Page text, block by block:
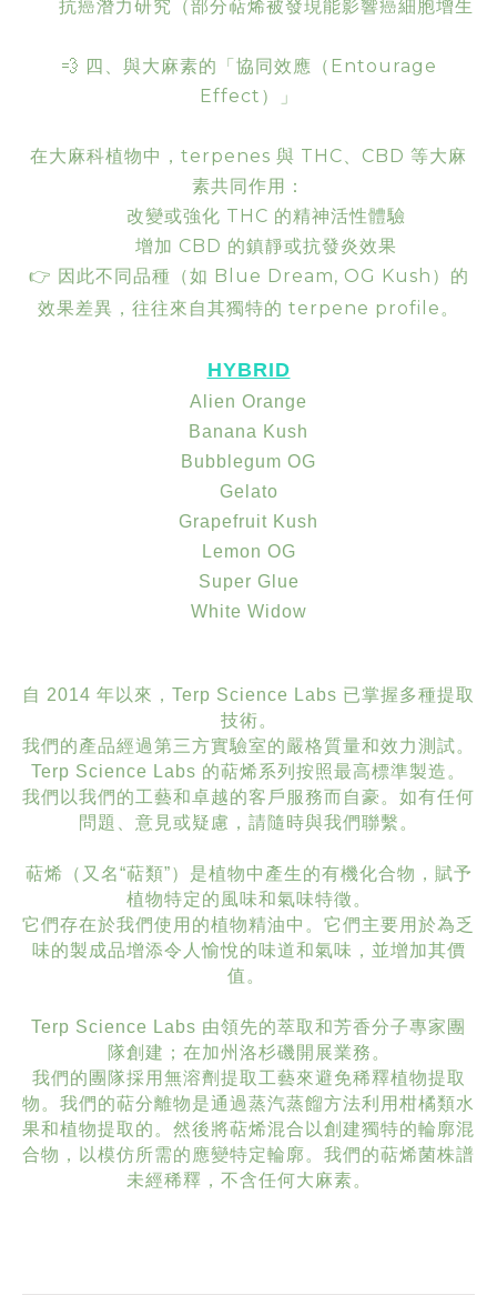
抗癌潛力研究（部分萜烯被發現能影響癌細胞增生
💨 四、與大麻素的「協同效應（Entourage
Effect）」
在大麻科植物中，terpenes 與 THC、CBD 等大麻
素共同作用：
改變或強化 THC 的精神活性體驗
增加 CBD 的鎮靜或抗發炎效果
👉 因此不同品種（如 Blue Dream, OG Kush ）的
效果差異，往往來自其獨特的 terpene profile 。
HYBRID
Alien Orange
Banana Kush
Bubblegum OG
Gelato
Grapefruit Kush
Lemon OG
Super Glue
White Widow
自 2014 年以來，Terp Science Labs 已掌握多種提取
技術。
我們的產品經過第三方實驗室的嚴格質量和效力測試。
Terp Science Labs 的萜烯系列按照最高標準製造。
我們以我們的工藝和卓越的客戶服務而自豪。如有任何
問題、意見或疑慮，請隨時與我們聯繫。
萜烯（又名“萜類”）是植物中產生的有機化合物，賦予
植物特定的風味和氣味特徵。
它們存在於我們使用的植物精油中。它們主要用於為乏
味的製成品增添令人愉悅的味道和氣味，並增加其價
值。
Terp Science Labs 由領先的萃取和芳香分子專家團
隊創建；在加州洛杉磯開展業務。
我們的團隊採用無溶劑提取工藝來避免稀釋植物提取
物。我們的萜分離物是通過蒸汽蒸餾方法利用柑橘類水
果和植物提取的。然後將萜烯混合以創建獨特的輪廓混
合物，以模仿所需的應變特定輪廓。我們的萜烯菌株譜
未經稀釋，不含任何大麻素。